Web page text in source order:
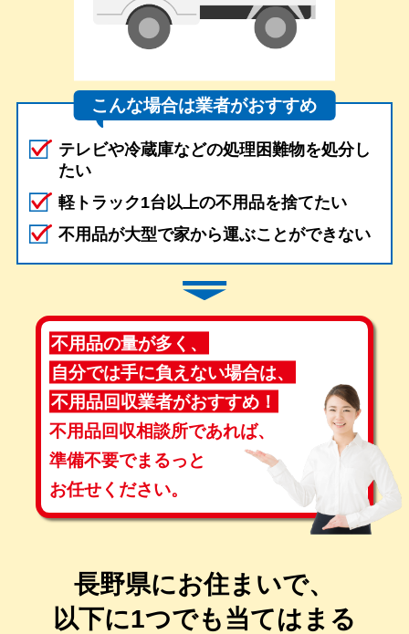
こんな場合は業者がおすすめ
テレビや冷蔵庫などの処理困難物を処分し
たい
軽トラック1台以上の不用品を捨てたい
不用品が大型で家から運ぶことができない
不用品の量が多く、
自分では手に負えない場合は、
不用品回収業者がおすすめ！
不用品回収相談所であれば、
準備不要でまるっと
お任せください。
長野県にお住まいで、
以下に1つでも当てはまる